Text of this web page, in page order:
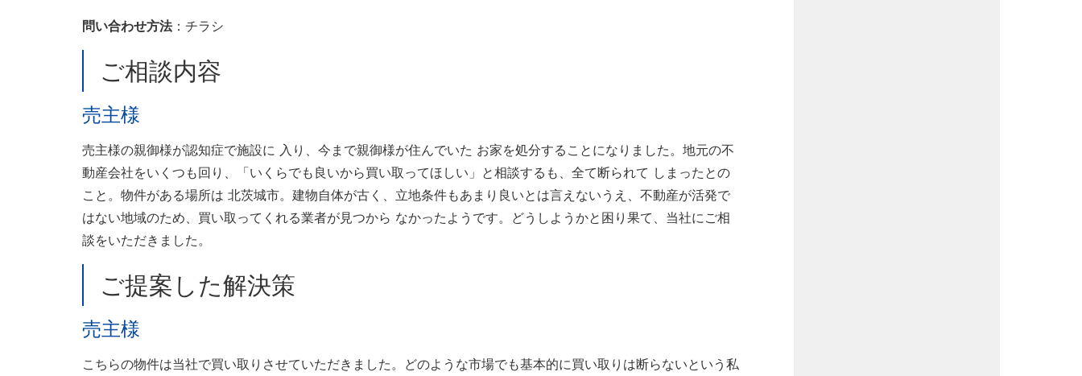
問い合わせ方法：チラシ
ご相談内容
売主様
売主様の親御様が認知症で施設に 入り、今まで親御様が住んでいた お家を処分することになりました。地元の不
動産会社をいくつも回り、「いくらでも良いから買い取ってほしい」と相談するも、全て断られて しまったとの
こと。物件がある場所は 北茨城市。建物自体が古く、立地条件もあまり良いとは言えないうえ、不動産が活発で
はない地域のため、買い取ってくれる業者が見つから なかったようです。どうしようかと困り果て、当社にご相
談をいただきました。
ご提案した解決策
売主様
こちらの物件は当社で買い取りさせていただきました。どのような市場でも基本的に買い取りは断らないという私